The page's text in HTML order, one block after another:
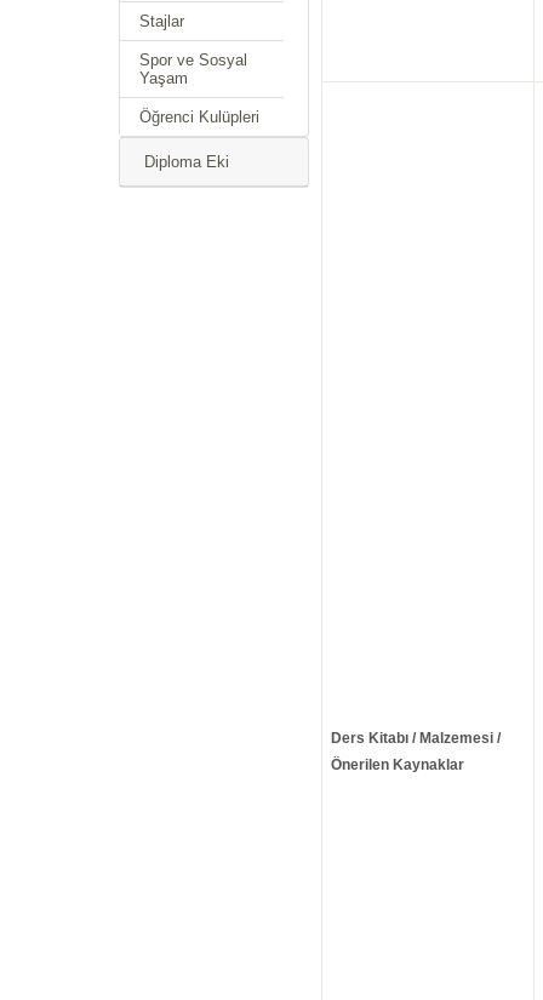
Stajlar
Spor ve Sosyal
Yaşam
Öğrenci Kulüpleri
Diploma Eki
Ders Kitabı / Malzemesi /
Önerilen Kaynaklar